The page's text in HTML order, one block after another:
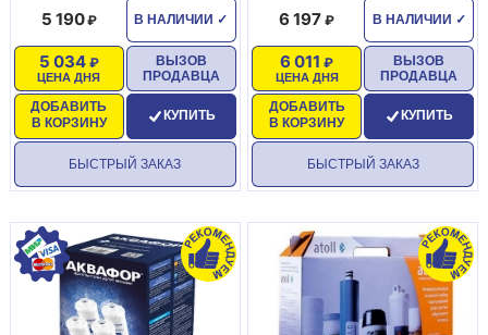
В НАЛИЧИИ ✓
5 190
ЦЕНА ДНЯ
5 034
ДОБАВИТЬ
В КОРЗИНУ
ВЫЗОВ
ПРОДАВЦА
КУПИТЬ
БЫСТРЫЙ ЗАКАЗ
В НАЛИЧИИ ✓
6 197
ЦЕНА ДНЯ
6 011
ДОБАВИТЬ
В КОРЗИНУ
ВЫЗОВ
ПРОДАВЦА
КУПИТЬ
БЫСТРЫЙ ЗАКАЗ